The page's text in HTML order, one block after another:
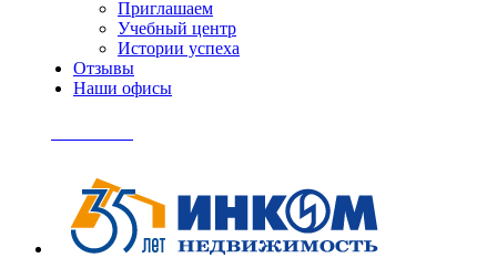
Приглашаем
Учебный центр
Истории успеха
Отзывы
Наши офисы